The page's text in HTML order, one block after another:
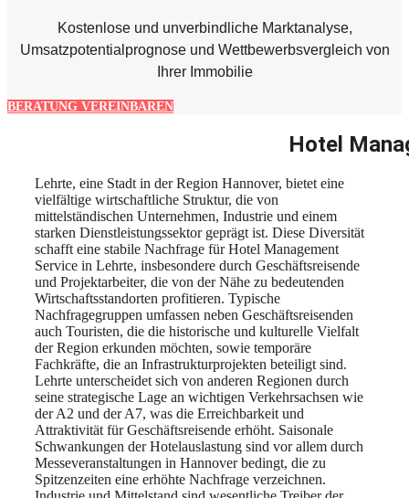
Kostenlose und unverbindliche Marktanalyse,
Umsatzpotentialprognose und Wettbewerbsvergleich von
Ihrer Immobilie
BERATUNG VEREINBAREN
Hotel
Lehrte, eine Stadt in der Region Hannover, bietet eine
vielfältige wirtschaftliche Struktur, die von
mittelständischen Unternehmen, Industrie und einem
starken Dienstleistungssektor geprägt ist. Diese Diversität
schafft eine stabile Nachfrage für Hotel Management
Service in Lehrte, insbesondere durch Geschäftsreisende
und Projektarbeiter, die von der Nähe zu bedeutenden
Wirtschaftsstandorten profitieren. Typische
Nachfragegruppen umfassen neben Geschäftsreisenden
auch Touristen, die die historische und kulturelle Vielfalt
der Region erkunden möchten, sowie temporäre
Fachkräfte, die an Infrastrukturprojekten beteiligt sind.
Lehrte unterscheidet sich von anderen Regionen durch
seine strategische Lage an wichtigen Verkehrsachsen wie
der A2 und der A7, was die Erreichbarkeit und
Attraktivität für Geschäftsreisende erhöht. Saisonale
Schwankungen der Hotelauslastung sind vor allem durch
Messeveranstaltungen in Hannover bedingt, die zu
Spitzenzeiten eine erhöhte Nachfrage verzeichnen.